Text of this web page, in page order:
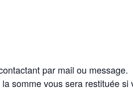
par mail ou message.
somme vous sera restituée